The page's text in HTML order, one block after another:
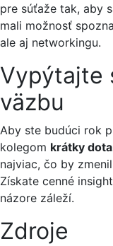
pre súťaže tak, aby
mali možnosť
ale aj networkingu.
Vypýtajte
väzbu
Aby ste budúci rok
kolegom krátky
najviac, čo by
Získate cenné
názore záleží.
Zdroje